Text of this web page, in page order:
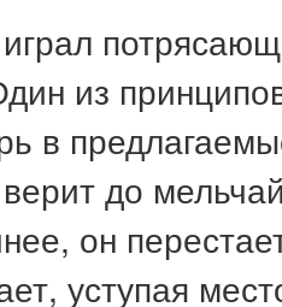
из
в
до
он
уступая